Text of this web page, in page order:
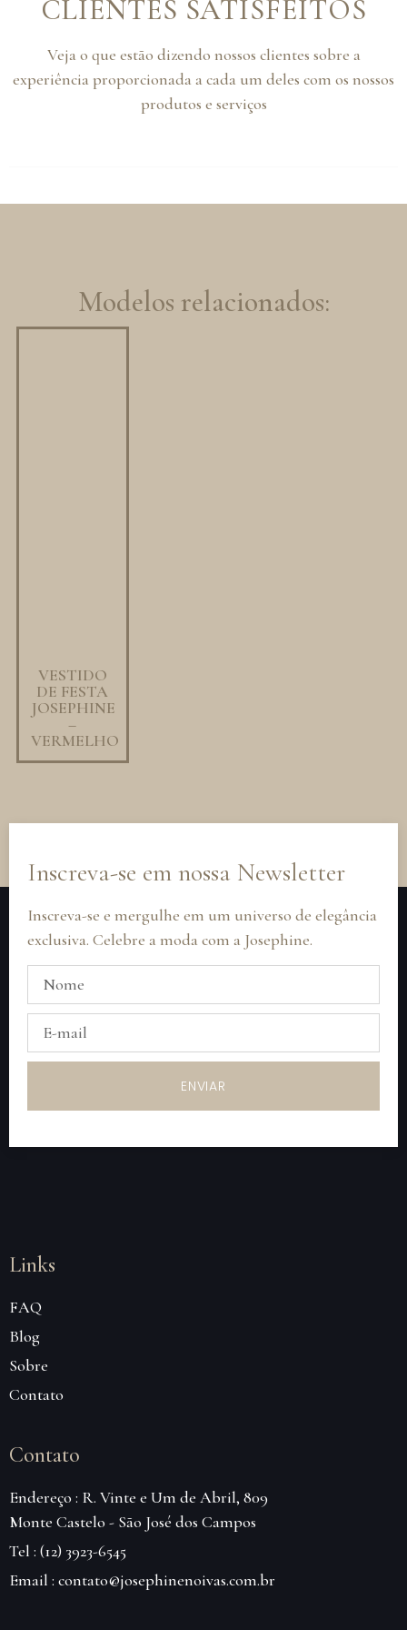
CLIENTES SATISFEITOS
Veja o que estão dizendo nossos clientes sobre a
experiência proporcionada a cada um deles com os nossos
produtos e serviços
Modelos relacionados:
VESTIDO
DE FESTA
JOSEPHINE
–
VERMELHO
Inscreva-se em nossa Newsletter
Inscreva-se e mergulhe em um universo de elegância
exclusiva. Celebre a moda com a Josephine.
ENVIAR
Links
FAQ
Blog
Sobre
Contato
Contato
Endereço : R. Vinte e Um de Abril, 809
Monte Castelo - São José dos Campos
Tel : (12) 3923-6545
Email : contato@josephinenoivas.com.br